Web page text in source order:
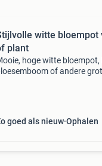
witte bloempot
plant
hoge witte bloempot,
of andere
goed als nieuw Ophalen